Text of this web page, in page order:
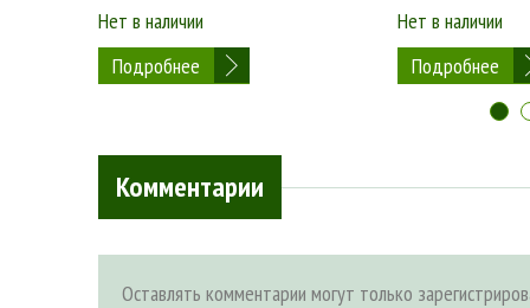
Нет в наличии
Подробнее
Нет в наличии
Подробнее
Комментарии
Оставлять комментарии могут только